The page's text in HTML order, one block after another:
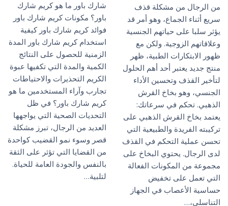
شارك باور ما هو كريم شارك
باور؟ مكونات كريم شارك باور
فوائد كريم شارك باور كيفية
استخدام كريم شارك باور المدة
الزمنية للحصول على النتائج
الكمية والمدة التي تكفيها عبوة
الكريم التحذيرات والاحتياطات
تجارب وآراء المستخدمين ما هو
كريم شارك باور؟ في ظل
التحديات الصحية التي يواجهها
العديد من الرجال، تبرز مشكلة
قصر وسوء نمو القضيب كواحدة
من القضايا التي تؤثر على الثقة
بالنفس والجودة العامة للحياة.
لتلبية…
من الرجال من مشكلة قذف
سريع أثناء الجماع، وهو أمر قد
يؤثر سلبا على حياتهم الجنسية
وعلاقاتهم الزوجية. ولكن مع
ظهور الابتكارات الطبية، ظهر
منتج جديد يعتبر أحد أهم الحلول
لتأخير القذف وتحسين الأداء
الجنسي، وهو بخاخ القرش
الذهبي. تحكم في سرعاتك:
يعتمد بخاخ القرش الذهبي على
تركيبته الفريدة والطبيعية التي
تحسن عملية التحكم في القذف
لدى الرجال. يحتوي البخاخ على
مجموعة من المكونات الفعالة
التي تعمل على تخفيض
حساسية الأعصاب في الجهاز
التناسلي،…